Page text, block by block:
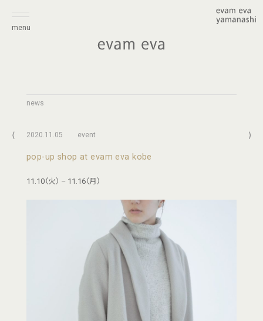
menu
news
⟨ 2020.11.05 event
pop-up shop at evam eva kobe
11.10（火） – 11.16（月）
⟩